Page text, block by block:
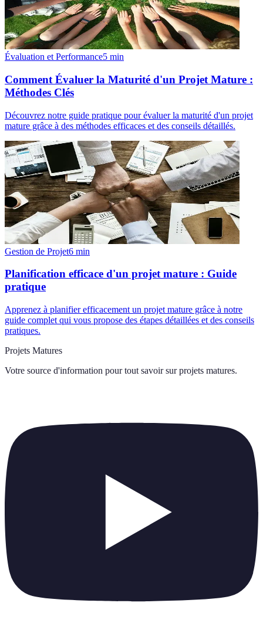
Évaluation et Performance5 min
Comment Évaluer la Maturité d'un Projet Mature :
Méthodes Clés
Découvrez notre guide pratique pour évaluer la maturité d'un projet
mature grâce à des méthodes efficaces et des conseils détaillés.
Gestion de Projet6 min
Planification efficace d'un projet mature : Guide
pratique
Apprenez à planifier efficacement un projet mature grâce à notre
guide complet qui vous propose des étapes détaillées et des conseils
pratiques.
Projets Matures
Votre source d'information pour tout savoir sur projets matures.